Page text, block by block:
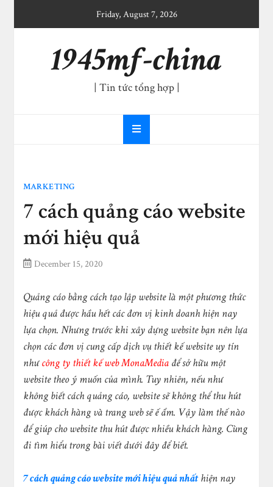
Friday, August 7, 2026
1945mf-china
| Tin tức tổng hợp |
MARKETING
7 cách quảng cáo website
mới hiệu quả
December 15, 2020
Quảng cáo bằng cách tạo lập website là một phương thức
hiệu quả được hầu hết các đơn vị kinh doanh hiện nay
lựa chọn. Nhưng trước khi xây dựng website bạn nên lựa
chọn các đơn vị cung cấp dịch vụ thiết kế website uy tín
nhưcông ty thiết kế web MonaMedia để sở hữu một
website theo ý muốn của mình. Tuy nhiên, nếu như
không biết cách quảng cáo, website sẽ không thể thu hút
được khách hàng và trang web sẽ ế ẩm. Vậy làm thế nào
để giúp cho website thu hút được nhiều khách hàng. Cùng
đi tìm hiểu trong bài viết dưới đây để biết.
7 cách quảng cáo website mới hiệu quả nhấthiện nay